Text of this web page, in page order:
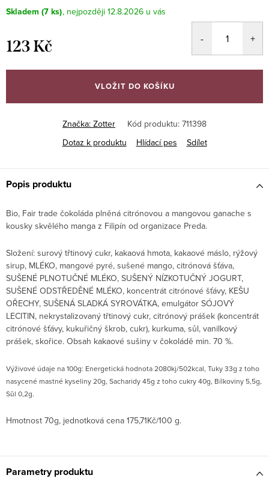
Skladem (7 ks) 12.8.2026
123 Kč
cena:
VLOŽIT DO KOŠÍKU
Značka: Zotter Kód produktu: 711398
Dotaz k produktu
Hlídací pes Sdílet
Popis produktu
Bio, Fair trade čokoláda plněná citrónovou a mangovou ganache s
kousky skvělého manga z Filipín od organizace Preda.
Složení: surový třtinový cukr, kakaová hmota, kakaové máslo, rýžový
sirup, MLÉKO, mangové pyré, sušené mango, citrónová šťáva,
SUŠENÉ PLNOTUČNÉ MLÉKO, SUŠENÝ NÍZKOTUČNÝ JOGURT,
SUŠENÉ ODSTŘEDĚNÉ MLÉKO, koncentrát citrónové šťávy, KEŠU
OŘECHY, SUŠENÁ SLADKÁ SYROVÁTKA, emulgátor SÓJOVÝ
LECITIN, nekrystalizovaný třtinový cukr, citrónový prášek (koncentrát
citrónové šťávy, kukuřičný škrob, cukr), kurkuma, sůl, vanilkový
prášek, skořice. Obsah kakaové sušiny v čokoládě min. 70 %.
Výživové údaje na 100g: Energetická hodnota 2080kj/502kcal, Tuky 33g z toho
nasycené mastné kyseliny 20g, Sacharidy 45g z toho cukry 40g, Bílkoviny 5,5g,
Sůl 0,2g.
Hmotnost 70g, jednotková cena 175,71Kč/100 g.
Parametry produktu